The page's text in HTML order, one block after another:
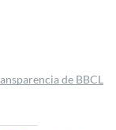
de BBCL